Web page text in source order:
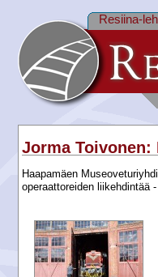
Resiina-
Jorma Toivonen:
Haapamäen
operaattoreiden liikehdintää